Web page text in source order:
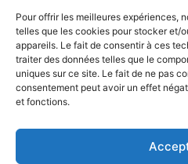
Pour offrir les meilleures expériences,
telles que les cookies pour stocker et/
appareils. Le fait de consentir à ces
traiter des données telles que le
uniques sur ce site. Le fait de ne pas
consentement peut avoir un effet
et fonctions.
Lire la